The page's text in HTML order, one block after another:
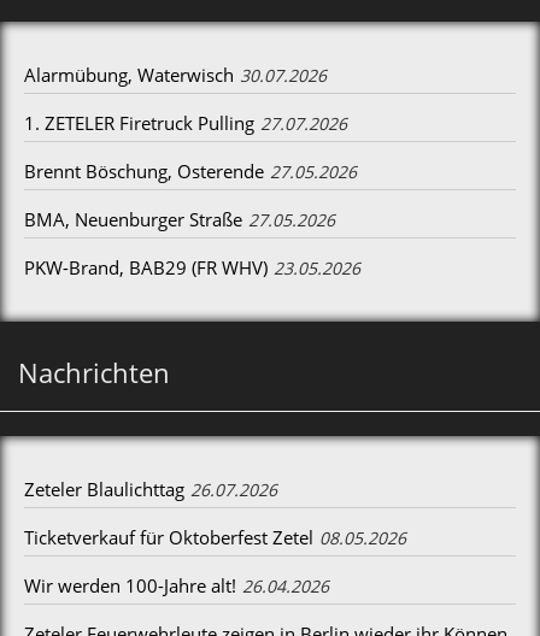
Alarmübung, Waterwisch 30.07.2026
1. ZETELER Firetruck Pulling 27.07.2026
Brennt Böschung, Osterende 27.05.2026
BMA, Neuenburger Straße 27.05.2026
PKW-Brand, BAB29 (FR WHV) 23.05.2026
Nachrichten
Zeteler Blaulichttag 26.07.2026
Ticketverkauf für Oktoberfest Zetel 08.05.2026
Wir werden 100-Jahre alt! 26.04.2026